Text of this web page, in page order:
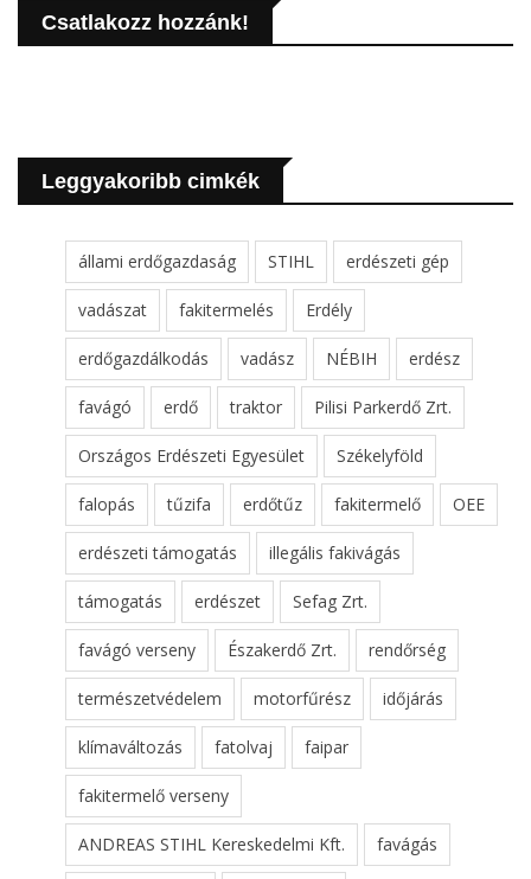
Csatlakozz hozzánk!
Leggyakoribb cimkék
állami erdőgazdaság STIHL erdészeti gép
vadászat fakitermelés Erdély
erdőgazdálkodás vadász NÉBIH erdész
favágó erdő traktor Pilisi Parkerdő Zrt.
Országos Erdészeti Egyesület Székelyföld
falopás tűzifa erdőtűz fakitermelő OEE
erdészeti támogatás illegális fakivágás
támogatás erdészet Sefag Zrt.
favágó verseny Északerdő Zrt. rendőrség
természetvédelem motorfűrész időjárás
klímaváltozás fatolvaj faipar
fakitermelő verseny
ANDREAS STIHL Kereskedelmi Kft. favágás